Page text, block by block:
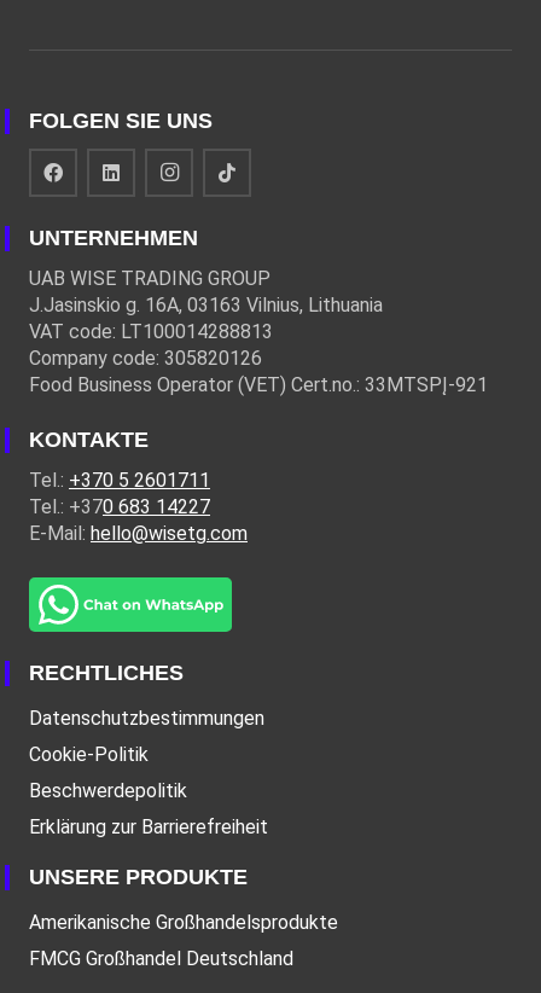
FOLGEN SIE UNS
UNTERNEHMEN
UAB WISE TRADING GROUP
J.Jasinskio g. 16A, 03163 Vilnius, Lithuania
VAT code: LT100014288813
Company code: 305820126
Food Business Operator (VET) Cert.no.: 33MTSPĮ-921
KONTAKTE
Tel.: +370 5 2601711
Tel.: +370 683 14227
E-Mail: hello@wisetg.com
RECHTLICHES
Datenschutzbestimmungen
Cookie-Politik
Beschwerdepolitik
Erklärung zur Barrierefreiheit
UNSERE PRODUKTE
Amerikanische Großhandelsprodukte
FMCG Großhandel Deutschland